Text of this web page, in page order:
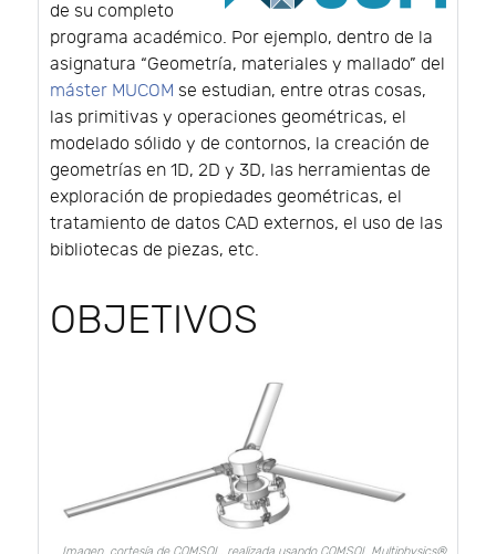
de su completo
programa académico. Por ejemplo, dentro de la
asignatura “Geometría, materiales y mallado” del
máster MUCOM se estudian, entre otras cosas,
las primitivas y operaciones geométricas, el
modelado sólido y de contornos, la creación de
geometrías en 1D, 2D y 3D, las herramientas de
exploración de propiedades geométricas, el
tratamiento de datos CAD externos, el uso de las
bibliotecas de piezas, etc.
OBJETIVOS